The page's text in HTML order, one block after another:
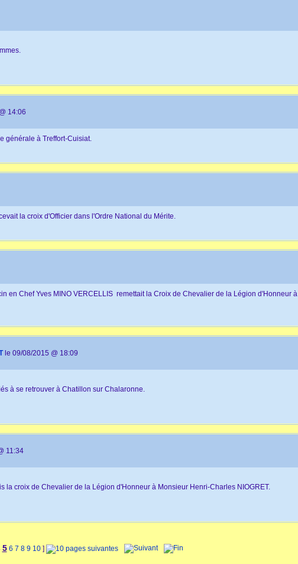
14:06
générale à Treffort-Cuisiat.
la croix d'Officier dans l'Ordre National du Mérite.
en Chef Yves MINO VERCELLIS remettait la Croix de Chevalier de la Légion d'Honneur à
le 09/08/2015 @ 18:09
à se retrouver à Chatillon sur Chalaronne.
11:34
la croix de Chevalier de la Légion d'Honneur à Monsieur Henri-Charles NIOGRET.
5 6 7 8 9 10]